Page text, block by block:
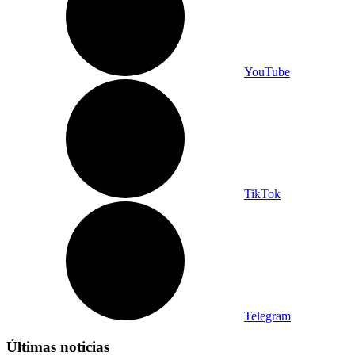
YouTube
TikTok
Telegram
Últimas noticias